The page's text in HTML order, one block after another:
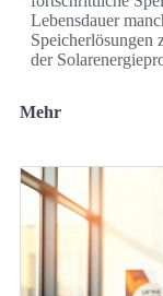
Lebensdauer
Speicherlösungen
der
Mehr